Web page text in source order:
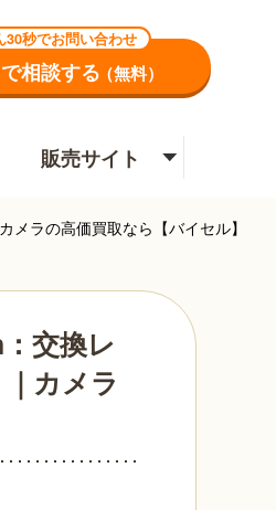
30秒でお問い合わせ
相談する（無料）
販売サイト
ラの高価買取なら【バイセル】
交換レ
カメラ